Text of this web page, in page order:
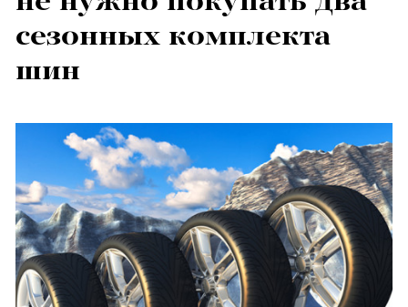
сезонных комплекта
шин